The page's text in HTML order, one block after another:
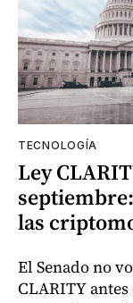
TECNOLOGÍA
Ley
las
El Senado no
CLARITY